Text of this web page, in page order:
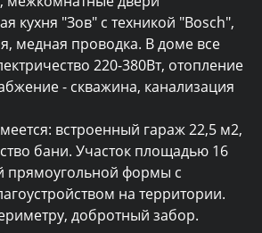
кухня "Зов" с техникой "Bosch",
медная проводка. В доме все
220-380Вт, отопление
- скважина, канализация
встроенный гараж 22,5 м2,
бани. Участок площадью 16
прямоугольной формы с
на территории.
добротный забор.